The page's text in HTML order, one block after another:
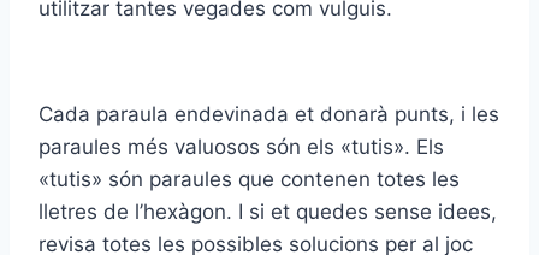
utilitzar tantes vegades com vulguis.
Cada paraula endevinada et donarà punts, i les
paraules més valuosos són els «tutis». Els
«tutis» són paraules que contenen totes les
lletres de l’hexàgon. I si et quedes sense idees,
revisa totes les possibles solucions per al joc